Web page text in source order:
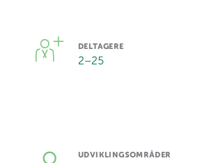
DELTAGERE
2–25
UDVIKLINGSOMRÅDER